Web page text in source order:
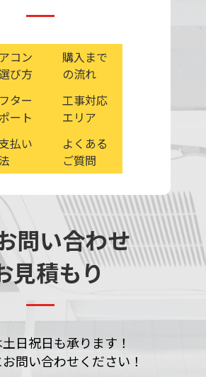
コン
び方
購入まで
の流れ
ター
ート
工事対応
エリア
払い
よくある
ご質問
問い合わせ
見積もり
日祝日も承ります！
問い合わせください！